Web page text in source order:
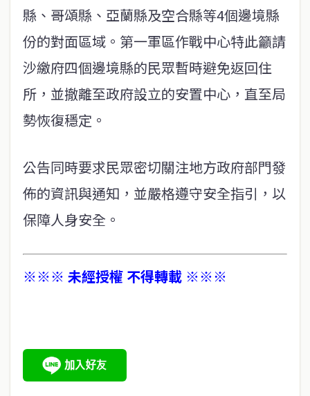
縣、哥頌縣、亞蘭縣及空合縣等4個邊境縣
份的對面區域。第一軍區作戰中心特此籲請
沙繳府四個邊境縣的民眾暫時避免返回住
所，並撤離至政府設立的安置中心，直至局
勢恢復穩定。
公告同時要求民眾密切關注地方政府部門發
佈的資訊與通知，並嚴格遵守安全指引，以
保障人身安全。
※※※ 未經授權 不得轉載 ※※※